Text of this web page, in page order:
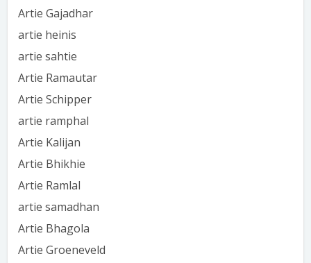
Artie Gajadhar
artie heinis
artie sahtie
Artie Ramautar
Artie Schipper
artie ramphal
Artie Kalijan
Artie Bhikhie
Artie Ramlal
artie samadhan
Artie Bhagola
Artie Groeneveld